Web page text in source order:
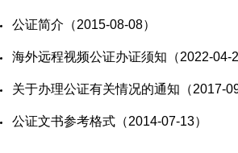
​公证简介（2015-08-08）
海外远程视频公证办证须知（2022-04-
关于办理公证有关情况的通知（2017-
​公证文书参考格式（2014-07-13）